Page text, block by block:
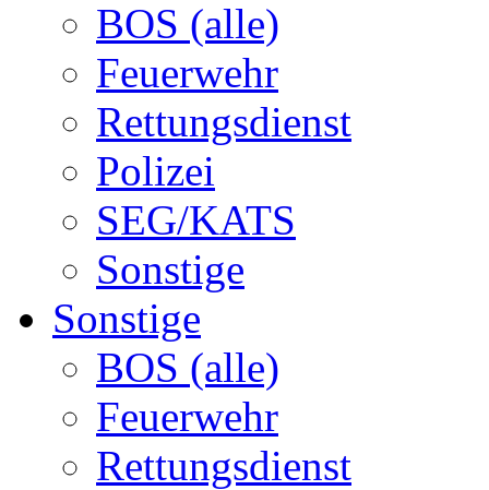
BOS (alle)
Feuerwehr
Rettungsdienst
Polizei
SEG/KATS
Sonstige
Sonstige
BOS (alle)
Feuerwehr
Rettungsdienst